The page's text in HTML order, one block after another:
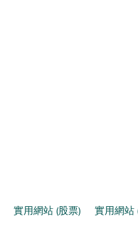
實用網站 (股票) 實用網站